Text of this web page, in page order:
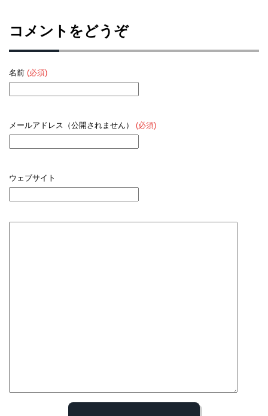
コメントをどうぞ
名前 (必須)
メールアドレス（公開されません） (必須)
ウェブサイト